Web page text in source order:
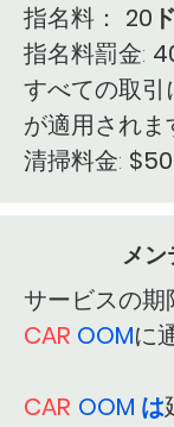
指名料： 20
指名料罰金:
すべての取引
が適用されま
清掃料金:
メン
サービスの期
CAR OOMに
CAR OOM は